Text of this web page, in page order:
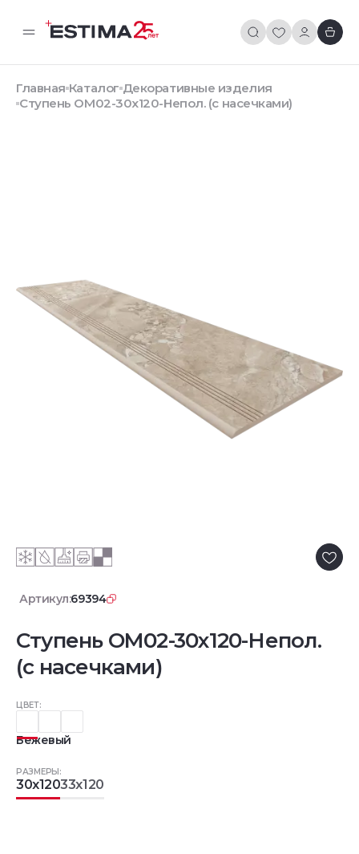
Главная Каталог Декоративные изделия
Ступень OM02-30x120-Непол. (с насечками)
Артикул:69394
Ступень OM02-30x120-Непол.
(с насечками)
ЦВЕТ:
Бежевый
РАЗМЕРЫ:
30x12033x120